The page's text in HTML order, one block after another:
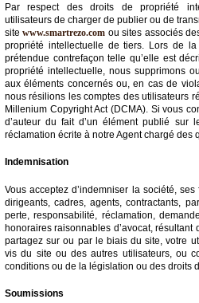
Par respect des droits de propriété
utilisateurs de charger de publier ou de
sitewww.smartrezo.com ou sites associés
propriété intellectuelle de tiers. Lors de la
prétendue contrefaçon telle qu’elle est
propriété intellectuelle, nous supprimons
aux éléments concernés ou, en cas de
nous résilions les comptes des utilisateurs
Millenium Copyright Act (DCMA). Si vous
d’auteur du fait d’un élément publié sur
réclamation écrite à notre Agent chargé des
Indemnisation
Vous acceptez d’indemniser la société,
dirigeants, cadres, agents, contractants,
perte, responsabilité, réclamation,
honoraires raisonnables d’avocat,
partagez sur ou par le biais du site, votre
vis du site ou des autres utilisateurs, ou
conditions ou de la législation ou des droits
Soumissions